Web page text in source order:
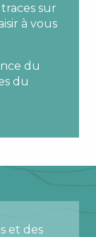
sur
à vous
du
du
et des